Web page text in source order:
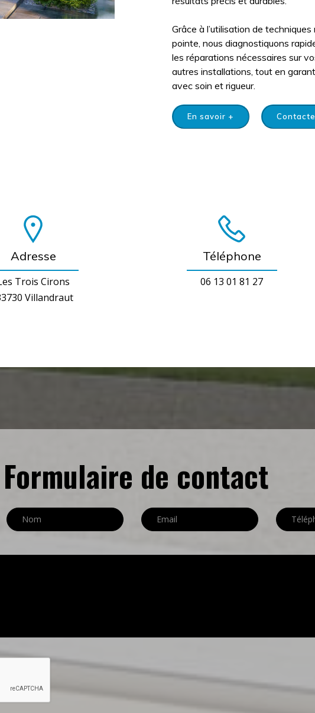
Grâce à l’utilisation de
pointe, nous diagnostiquons
les réparations nécessaires sur
autres installations, tout en
avec soin et rigueur.
En savoir +
Adresse
Trois Cirons
Villandraut
Téléphone
06 13 01 81 27
de contact